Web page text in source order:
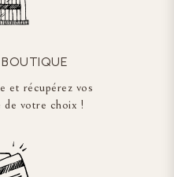
et récupérez vos
de votre choix !